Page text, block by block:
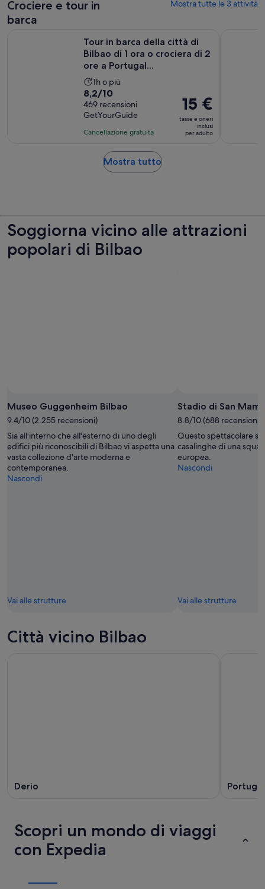
base
recensioni
Crociere e tour in
barca
Mostra tutte le 3 attività
Tour in barca della città di
Bilbao di 1 ora o crociera di 2
ore a Portugal...
L’attività
dura
Un’ora
1h o più
Valutazione
di
8.2
su
base
8,2/10
469 recensioni
GetYourGuide
Cancellazione gratuita
Il
prezzo
è
15 €
15 €
tasse e oneri
inclusi
per adulto
Mostra tuttoApertura
Soggiorna vicino alle attrazioni
popolari di Bilbao
Museo Guggenheim Bilbao
9.4/10 (2.255 recensioni)
Sia all'interno che all'esterno di uno degli
edifici più riconoscibili di Bilbao vi aspetta una
vasta collezione d'arte moderna e
contemporanea.
Nascondi
Vai alle strutture
Stadio di San
8.8/10 (688 recensioni)
Questo spettacolare
casalinghe di una
europea.
Nascondi
Vai alle strutture
Città vicino Bilbao
Derio
Scopri un mondo di viaggi
con Expedia